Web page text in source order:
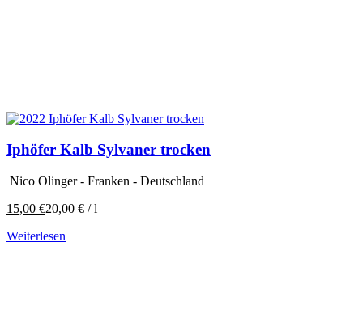
Iphöfer Kalb Sylvaner trocken
Nico Olinger - Franken - Deutschland
15,00 €20,00 € /l
Weiterlesen